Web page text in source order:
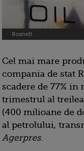
Rosneft
Cel mai mare
compania de stat
scadere de 77%
trimestrul al
(400 milioane de
al petrolului,
Agerpres.